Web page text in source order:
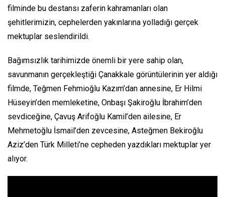
filminde bu destansı zaferin kahramanları olan
şehitlerimizin, cephelerden yakınlarına yolladığı gerçek
mektuplar seslendirildi.
Bağımsızlık tarihimizde önemli bir yere sahip olan,
savunmanın gerçekleştiği Çanakkale görüntülerinin yer aldığı
filmde, Teğmen Fehmioğlu Kazım’dan annesine, Er Hilmi
Hüseyin’den memleketine, Onbaşı Şakiroğlu İbrahim’den
sevdiceğine, Çavuş Arifoğlu Kamil’den ailesine, Er
Mehmetoğlu İsmail’den zevcesine, Asteğmen Bekiroğlu
Aziz’den Türk Milleti’ne cepheden yazdıkları mektuplar yer
alıyor.